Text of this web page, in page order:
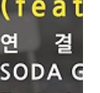
술관: 우리는 그
트 | 협력 - 소다